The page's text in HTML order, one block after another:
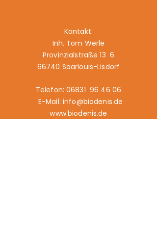
Kontakt:
Inh. Tom Werle
Provinzialstraße 13 6
66740 Saarlouis-Lisdorf
Telefon: 06831 96 46 06
E-Mail: info@biodenis.de
www.biodenis.de